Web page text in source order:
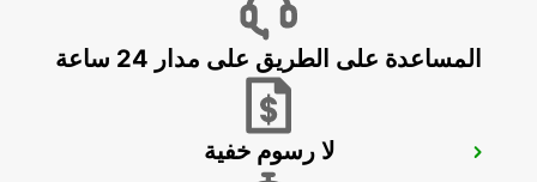
KITTILA LEVI RESORT
المساعدة على الطريق على مدار 24 ساعة
لا رسوم خفية